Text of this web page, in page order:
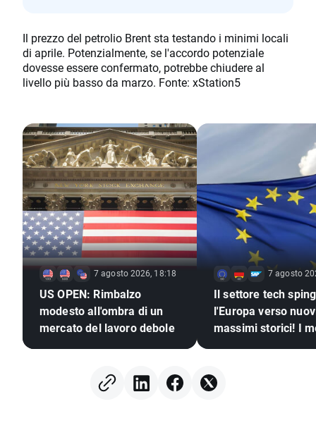
Il prezzo del petrolio Brent sta testando i minimi locali
di aprile. Potenzialmente, se l'accordo potenziale
dovesse essere confermato, potrebbe chiudere al
livello più basso da marzo. Fonte: xStation5
7 agosto 2026, 18:18
US OPEN: Rimbalzo
modesto all'ombra di un
mercato del lavoro debole
7 agosto
Il settore tech
l'Europa verso
massimi storici! I
del dollaro